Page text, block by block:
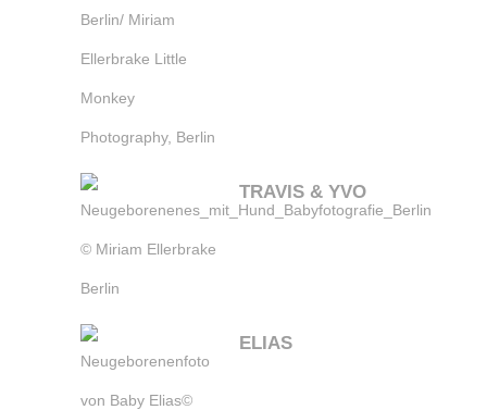
TRAVIS & YVO
ELIAS